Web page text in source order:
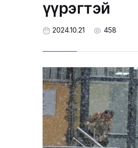
үүрэгтэй
2024.10.21 458